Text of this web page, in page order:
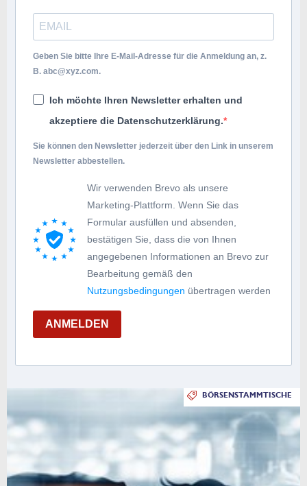
Geben Sie bitte Ihre E-Mail-Adresse für die Anmeldung an, z.
B. abc@xyz.com.
Ich möchte Ihren Newsletter erhalten und
akzeptiere die Datenschutzerklärung.
Sie können den Newsletter jederzeit über den Link in unserem
Newsletter abbestellen.
Wir verwenden Brevo als unsere
Marketing-Plattform. Wenn Sie das
Formular ausfüllen und absenden,
bestätigen Sie, dass die von Ihnen
angegebenen Informationen an Brevo zur
Bearbeitung gemäß den
Nutzungsbedingungen übertragen werden
ANMELDEN
BÖRSENSTAMMTISCHE